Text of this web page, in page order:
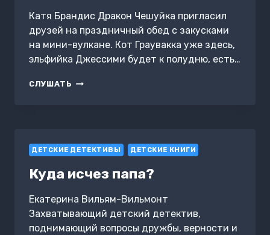
Катя Брандис Дракон Чешуйка пригласил
друзей на праздничный обед с закусками
на мини-вулкане. Кот Граувакка уже здесь,
эльфийка Джессими будет к полудню, есть…
СЛУШАТЬ ЗУБАСТОЕ
ДЕТСКИЕ ДЕТЕКТИВЫ ДЕТСКИЕ КНИГИ
Куда исчез папа?
Екатерина Вильям-Вильмонт
Захватывающий детский детектив,
поднимающий вопросы дружбы, верности и